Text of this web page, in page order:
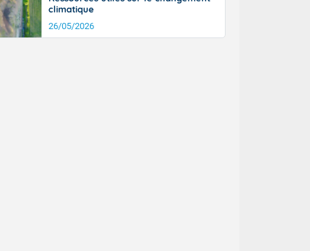
climatique
26/05/2026